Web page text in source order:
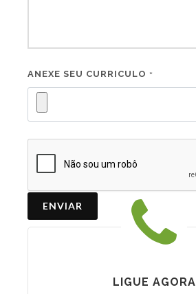
ANEXE SEU CURRICULO *
ENVIAR
LIGUE AGORA